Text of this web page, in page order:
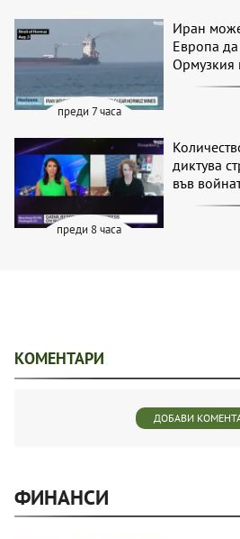
преди 7 часа
Иран
Европа
Ормузкия
преди 8 часа
диктува
във
КОМЕНТАРИ
ДОБАВИ
ФИНАНСИ